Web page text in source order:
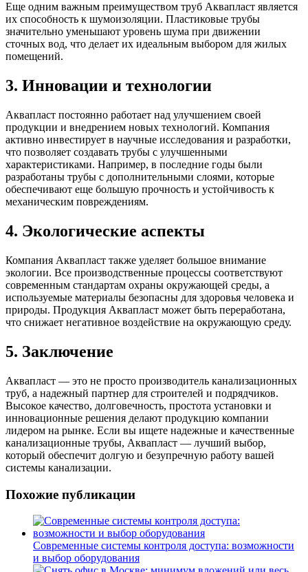
Еще одним важным преимуществом труб Аквапласт является
их способность к шумоизоляции. Пластиковые трубы
значительно уменьшают уровень шума при движении
сточных вод, что делает их идеальным выбором для жилых
помещений.
3. Инновации и технологии
Аквапласт постоянно работает над улучшением своей
продукции и внедрением новых технологий. Компания
активно инвестирует в научные исследования и разработки,
что позволяет создавать трубы с улучшенными
характеристиками. Например, в последние годы были
разработаны трубы с дополнительными слоями, которые
обеспечивают еще большую прочность и устойчивость к
механическим повреждениям.
4. Экологические аспекты
Компания Аквапласт также уделяет большое внимание
экологии. Все производственные процессы соответствуют
современным стандартам охраны окружающей среды, а
используемые материалы безопасны для здоровья человека и
природы. Продукция Аквапласт может быть переработана,
что снижает негативное воздействие на окружающую среду.
5. Заключение
Аквапласт — это не просто производитель канализационных
труб, а надежный партнер для строителей и подрядчиков.
Высокое качество, долговечность, простота установки и
инновационные решения делают продукцию компании
лидером на рынке. Если вы ищете надежные и качественные
канализационные трубы, Аквапласт — лучший выбор,
который обеспечит долгую и безупречную работу вашей
системы канализации.
Похожие публикации
Современные системы контроля доступа: возможности
и выбор оборудования